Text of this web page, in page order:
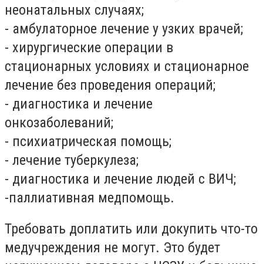
неонатальных случаях;
- амбулаторное лечение у узких врачей;
- хирургические операции в
стационарных условиях и стационарное
лечение без проведения операций;
- диагностика и лечение
онкозаболеваний;
- психиатрическая помощь;
- лечение туберкулеза;
- диагностика и лечение людей с ВИЧ;
-паллиативная медпомощь.
Требовать доплатить или докупить что-то
медучреждения не могут. Это будет